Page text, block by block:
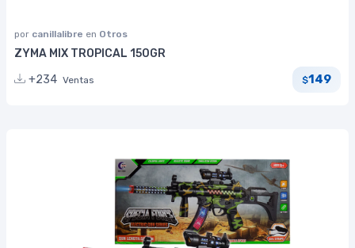
por canillalibre en Otros
ZYMA MIX TROPICAL 150GR
+234 Ventas $149